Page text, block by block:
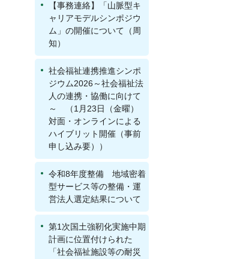
【事務連絡】「山脈型キ
ャリアモデルシンポジウ
ム」の開催について（周
知）
社会福祉連携推進シンポ
ジウム2026～社会福祉法
人の連携・協働に向けて
～ （1月23日（金曜）
対面・オンラインによる
ハイブリット開催（事前
申し込み要））
令和8年度整備 地域密着
型サービス等の整備・運
営法人選定結果について
第1次国土強靭化実施中期
計画に位置付けられた
「社会福祉施設等の耐災